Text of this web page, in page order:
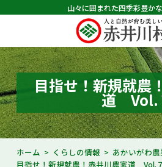
山々に囲まれた四季彩豊か
ホーム
むらのできごと
むらのプロフィール
くらしの情報
目指せ！新規就農
道 Vol.
ホーム くらしの情報
あかいがわ
目指せ！新規就農！赤井川農家道 Vol.７